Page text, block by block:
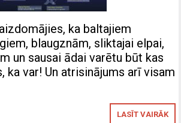
ka baltajiem
blaugznām, sliktajai elpai,
un sausai ādai varētu būt kas
ka var! Un atrisinājums arī visam
LASĪT VAIRĀK